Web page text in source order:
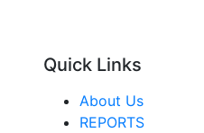
Quick Links
About Us
REPORTS